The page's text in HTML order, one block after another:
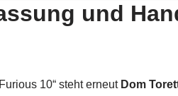
und
10“ steht erneut Dom